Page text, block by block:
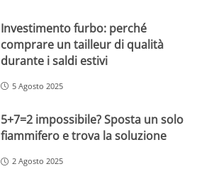
Investimento furbo: perché
comprare un tailleur di qualità
durante i saldi estivi
5 Agosto 2025
5+7=2 impossibile? Sposta un solo
fiammifero e trova la soluzione
2 Agosto 2025